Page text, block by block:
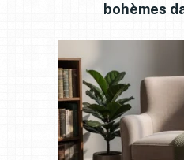
bohèmes